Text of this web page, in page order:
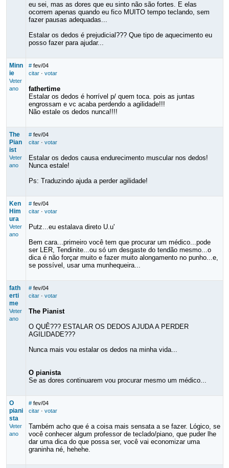
eu sei, mas as dores que eu sinto não são fortes. E elas
ocorrem apenas quando eu fico MUITO tempo teclando, sem
fazer pausas adequadas...
Estalar os dedos é prejudicial??? Que tipo de aquecimento eu
posso fazer para ajudar...
Minn
ie
Veter
ano
# fev/04
citar· votar
fathertime
Estalar os dedos é horrível p/ quem toca. pois as juntas
engrossam e vc acaba perdendo a agilidade!!!
Não estale os dedos nunca!!!!
The
Pian
ist
Veter
ano
# fev/04
citar· votar
Estalar os dedos causa endurecimento muscular nos dedos!
Nunca estale!
Ps: Traduzindo ajuda a perder agilidade!
Ken
Him
ura
Veter
ano
# fev/04
citar· votar
Putz...eu estalava direto U.u'
Bem cara...primeiro você tem que procurar um médico...pode
ser LER, Tendinite...ou só um desgaste do tendão mesmo...o
dica é não forçar muito e fazer muito alongamento no punho...e,
se possível, usar uma munhequeira...
fath
erti
me
Veter
ano
# fev/04
citar· votar
The Pianist
O QUÊ??? ESTALAR OS DEDOS AJUDA A PERDER
AGILIDADE???
Nunca mais vou estalar os dedos na minha vida...
O pianista
Se as dores continuarem vou procurar mesmo um médico...
O
piani
sta
Veter
ano
# fev/04
citar· votar
Também acho que é a coisa mais sensata a se fazer. Lógico, se
você conhecer algum professor de teclado/piano, que puder lhe
dar uma dica do que possa ser, você vai economizar uma
graninha né, hehehe.